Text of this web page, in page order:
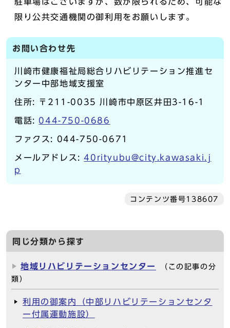
駐車場はございますが、数が限られるため、可能な
限り公共交通機関の御利用をお願いします。
お問い合わせ先
川崎市健康福祉局総合リハビリテーション推進セ
ンター中部地域支援室
住所: 〒211-0035 川崎市中原区井田3-16-1
電話: 044-750-0686
ファクス: 044-750-0671
メールアドレス:40rityubu@city.kawasaki.j
p
コンテンツ番号138607
同じ分類から探す
地域リハビリテーションセンター
（この記事の分
類）
利用の御案内（中部リハビリテーションセンタ
ー付属運動施設）